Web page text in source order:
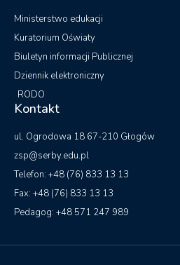
Ministerstwo edukacji
Kuratorium Oświaty
Biuletyn informacji Publicznej
Dziennik elektroniczny
RODO
Kontakt
ul. Ogrodowa 18 67-210 Głogów
zsp@serby.edu.pl
Telefon: +48 (76) 833 13 13
Fax: +48 (76) 833 13 13
Pedagog: +48 571 247 989